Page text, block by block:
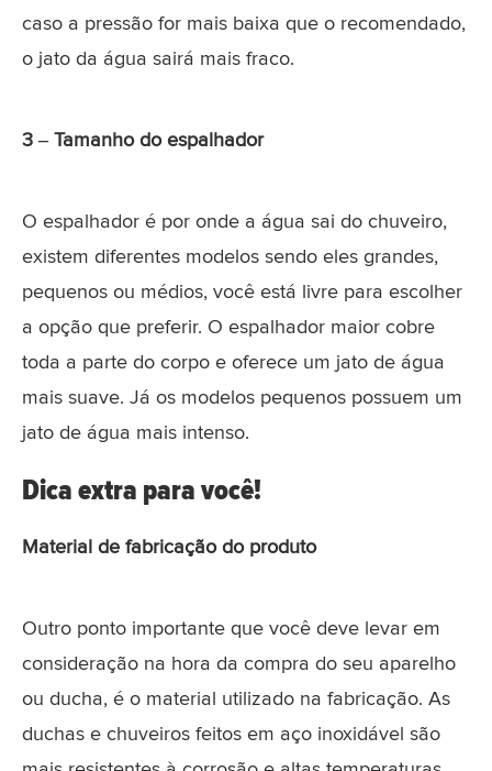
caso a pressão for mais baixa que o recomendado,
o jato da água sairá mais fraco.
3 – Tamanho do espalhador
O espalhador é por onde a água sai do chuveiro,
existem diferentes modelos sendo eles grandes,
pequenos ou médios, você está livre para escolher
a opção que preferir. O espalhador maior cobre
toda a parte do corpo e oferece um jato de água
mais suave. Já os modelos pequenos possuem um
jato de água mais intenso.
Dica extra para você!
Material de fabricação do produto
Outro ponto importante que você deve levar em
consideração na hora da compra do seu aparelho
ou ducha, é o material utilizado na fabricação. As
duchas e chuveiros feitos em aço inoxidável são